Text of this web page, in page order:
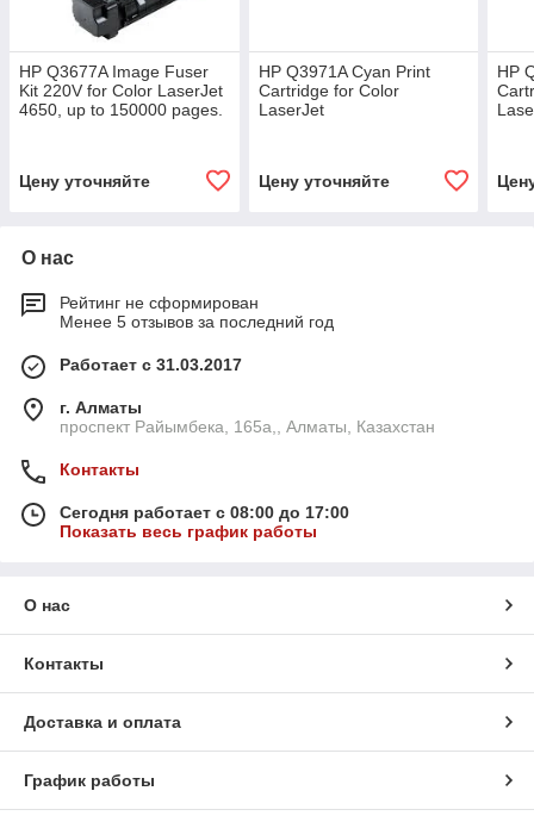
HP Q3677A Image Fuser
Kit 220V for Color LaserJet
4650, up to 150000 pages.
Цену уточняйте
HP Q3971A Cyan Print
Cartridge for Color
LaserJet
Цену уточняйте
HP
О нас
Рейтинг не сформирован
Менее 5 отзывов за последний год
Работает с 31.03.2017
г. Алматы
проспект Райымбека, 165а,, Алматы, Казахстан
Контакты
Сегодня работает с 08:00 до 17:00
Показать весь график работы
О нас
Контакты
Доставка и оплата
График работы